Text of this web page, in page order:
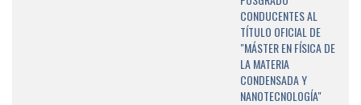
CONDUCENTES AL
TÍTULO OFICIAL DE
"MÁSTER EN FÍSICA DE
LA MATERIA
CONDENSADA Y
NANOTECNOLOGÍA"